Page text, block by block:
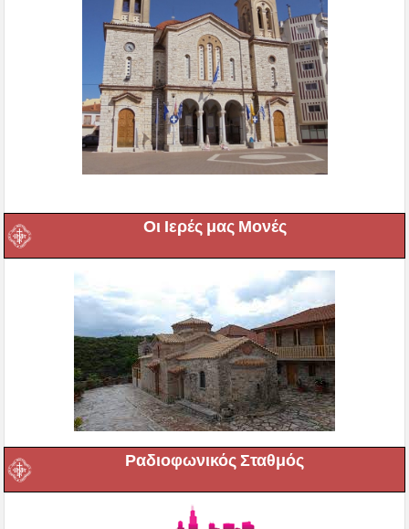
Οι Ιερές μας Μονές
Ραδιοφωνικός Σταθμός